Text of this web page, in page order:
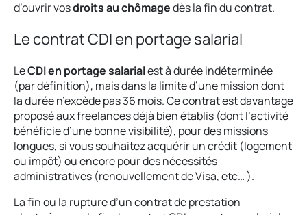
d’ouvrir vosdroits au chômagedès la fin du contrat.
Le contrat CDI en portage salarial
LeCDI en portage salarialest à durée indéterminée
(par définition), mais dans la limite d’une mission dont
la durée n’excède pas 36 mois. Ce contrat est davantage
proposé aux freelances déjà bien établis (dont l’activité
bénéficie d’une bonne visibilité), pour des missions
longues, si vous souhaitez acquérir un crédit (logement
ou impôt) ou encore pour des nécessités
administratives (renouvellement de Visa, etc… ).
La fin ou la rupture d’un contrat de prestation